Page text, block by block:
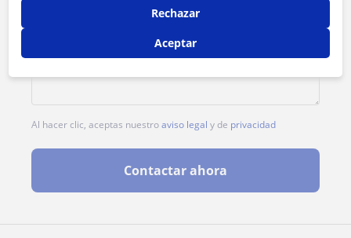
Al hacer clic, aceptas nuestroaviso legal y de privacidad
Contactar ahora
Rechazar
Aceptar